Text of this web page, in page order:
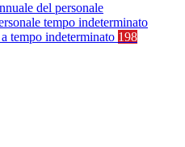
del personale
tempo indeterminato
tempo indeterminato 198